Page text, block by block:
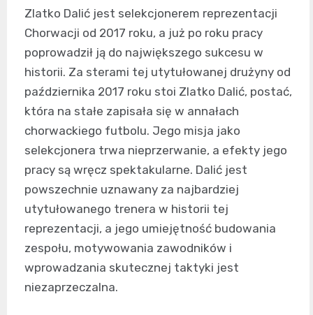
Zlatko Dalić jest selekcjonerem reprezentacji
Chorwacji od 2017 roku, a już po roku pracy
poprowadził ją do największego sukcesu w
historii. Za sterami tej utytułowanej drużyny od
października 2017 roku stoi Zlatko Dalić, postać,
która na stałe zapisała się w annałach
chorwackiego futbolu. Jego misja jako
selekcjonera trwa nieprzerwanie, a efekty jego
pracy są wręcz spektakularne. Dalić jest
powszechnie uznawany za najbardziej
utytułowanego trenera w historii tej
reprezentacji, a jego umiejętność budowania
zespołu, motywowania zawodników i
wprowadzania skutecznej taktyki jest
niezaprzeczalna.